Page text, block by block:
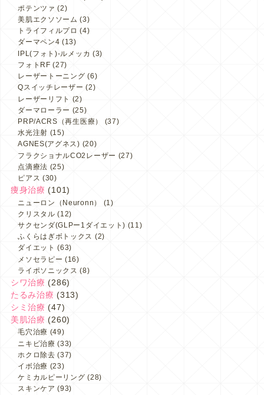
ポテンツァ (2)
美肌エクソソーム (3)
トライフィルプロ (4)
ダーマペン4 (13)
IPL(フォト)-ルメッカ (3)
フォトRF (27)
レーザートーニング (6)
Qスイッチレーザー (2)
レーザーリフト (2)
ダーマローラー (25)
PRP/ACRS（再生医療）
(37)
水光注射 (15)
AGNES(アグネス) (20)
フラクショナルCO2レーザー (27)
点滴療法 (25)
ピアス (30)
痩身治療 (101)
ニューロン（Neuronn）
(1)
クリスタル (12)
サクセンダ(GLPー1ダイエット) (11)
ふくらはぎボトックス (2)
ダイエット (63)
メソセラピー (16)
ライポソニックス (8)
シワ治療 (286)
たるみ治療 (313)
シミ治療 (47)
美肌治療 (260)
毛穴治療 (49)
ニキビ治療 (33)
ホクロ除去 (37)
イボ治療 (23)
ケミカルピーリング (28)
スキンケア (93)